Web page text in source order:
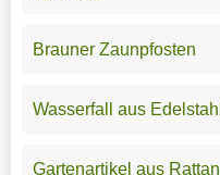
Brauner Zaunpfosten
Wasserfall aus Edelstahl
Gartenartikel aus Rattan